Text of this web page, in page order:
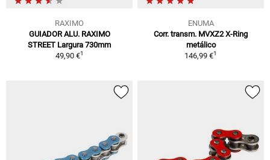
RAXIMO
GUIADOR ALU. RAXIMO
STREET Largura 730mm
49,90 €1
ENUMA
Corr. transm. MVXZ2 X-Ring
metálico
146,99 €1